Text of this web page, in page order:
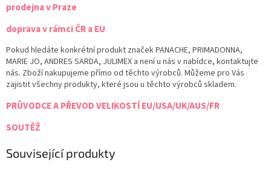
prodejna v Praze
doprava v rámci ČR a EU
Pokud hledáte konkrétní produkt značek PANACHE, PRIMADONNA,
MARIE JO, ANDRES SARDA, JULIMEX a není u nás v nabídce, kontaktujte
nás. Zboží nakupujeme přímo od těchto výrobců. Můžeme pro Vás
zajistit všechny produkty, které jsou u těchto výrobců skladem.
PRŮVODCE A PŘEVOD VELIKOSTÍ EU/USA/UK/AUS/FR
SOUTĚŽ
Související produkty